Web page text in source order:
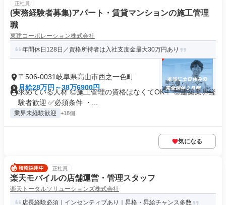
正社員
(実務経験者募集)アパート・賃貸マンションの施工管理
職
東建コーポレーション株式会社
年間休日128日／資格所持者は入社支度金最大30万円あり
〒506-0031岐阜県高山市西之一色町
月給28万円～38万6900円
求めている人材 ◎施工管理の資格はなくてOK！ ◎建築業界経
験者歓迎 ✅必須条件 ・...
業界未経験歓迎 +18個
気になる
正社員
楽天モバイルの店舗運営・管理スタッフ
楽天トータルソリューションズ株式会社
店長経験必須｜インセンティブあり｜昇格・昇給チャンス多数